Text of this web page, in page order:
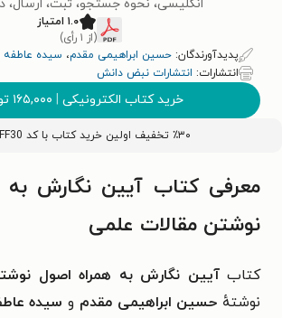
انگلیسی، نحوه جستجو، ثبت، ارسال،
۱.۰ امتیاز
(از ۱ رأی)
پدیدآورندگان: حسین ابراهیمی مقدم، سیده
انتشارات: انتشارات نبض دانش
خرید کتاب الکترونیکی | ۱۶۵,۰۰۰
٪۳۰ تخفیف اولین خرید کتاب با کد
معرفی کتاب آیین نگارش به
نوشتن مقالات علمی
کتابآیین نگارش به همراه اصول
نوشتهٔ حسین ابراهیمی مقدم و سیده